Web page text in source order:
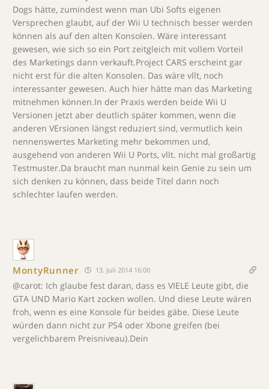
Dogs hätte, zumindest wenn man Ubi Softs eigenen
Versprechen glaubt, auf der Wii U technisch besser werden
können als auf den alten Konsolen. Wäre interessant
gewesen, wie sich so ein Port zeitgleich mit vollem Vorteil
des Marketings dann verkauft.Project CARS erscheint gar
nicht erst für die alten Konsolen. Das wäre vllt, noch
interessanter gewesen. Auch hier hätte man das Marketing
mitnehmen können.In der Praxis werden beide Wii U
Versionen jetzt aber deutlich später kommen, wenn die
anderen VErsionen längst reduziert sind, vermutlich kein
nennenswertes Marketing mehr bekommen und,
ausgehend von anderen Wii U Ports, vllt. nicht mal großartig
Testmuster.Da braucht man nunmal kein Genie zu sein um
sich denken zu können, dass beide Titel dann noch
schlechter laufen werden.
MontyRunner 13. Juli 2014 16:00
@carot: Ich glaube fest daran, dass es VIELE Leute gibt, die
GTA UND Mario Kart zocken wollen. Und diese Leute wären
froh, wenn es eine Konsole für beides gäbe. Diese Leute
würden dann nicht zur PS4 oder Xbone greifen (bei
vergelichbarem Preisniveau).Dein